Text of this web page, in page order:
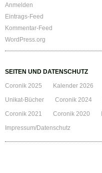
Anmelden
Eintrags-Feed
Kommentar-Feed
WordPress.org
SEITEN UND DATENSCHUTZ
Coronik 2025
Kalender 2026
Unikat-Bücher
Coronik 2024
Coronik 2021
Coronik 2020
Impressum/Datenschutz